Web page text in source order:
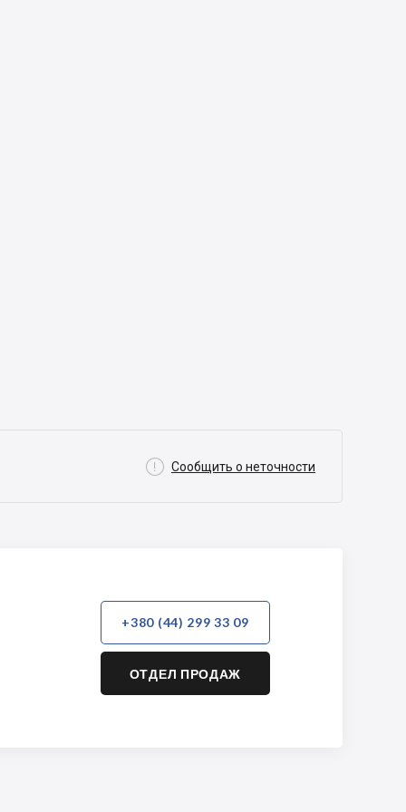
 Сообщить о неточности
+380 (44) 299 33 09
ОТДЕЛ ПРОДАЖ